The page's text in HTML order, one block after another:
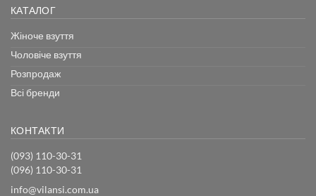
КАТАЛОГ
Жіноче взуття
Чоловіче взуття
Розпродаж
Всі бренди
КОНТАКТИ
(093) 110-30-31
(096) 110-30-31
info@vilansi.com.ua